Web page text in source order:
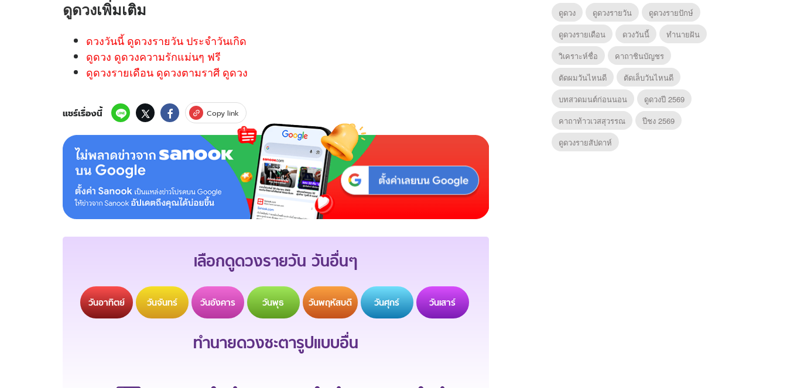
ดูดวงเพิ่มเติม
ดวงวันนี้ ดูดวงรายวัน ประจำวันเกิด
ดูดวง ดูดวงความรักแม่นๆ ฟรี
ดูดวงรายเดือน ดูดวงตามราศี ดูดวง
แชร์เรื่องนี้ Copy link
เลือกดูดวงรายวัน วันอื่นๆ
วันอาทิตย์ วันจันทร์ วันอังคาร วันพุธ วันพฤหัสบดี วันศุกร์ วันเสาร์
ทำนายดวงชะตารูปแบบอื่น
ดูดวง ดูดวงรายวัน
ดูดวงรายปักษ์
ดูดวงรายเดือน
ดวงวันนี้
ทํานายฝัน
วิเคราะห์ชื่อ
คาถาชินบัญชร
ตัดผมวันไหนดี
ตัดเล็บวันไหนดี
บทสวดมนต์ก่อนนอน
ดูดวงปี 2569
คาถาท้าวเวสสุวรรณ
ปีชง 2569
ดูดวงรายสัปดาห์